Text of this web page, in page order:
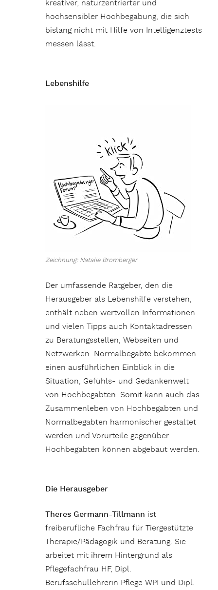
kreativer, naturzentrierter und
hochsensibler Hochbegabung, die sich
bislang nicht mit Hilfe von Intelligenztests
messen lässt.
Lebenshilfe
Zeichnung: Natalie Bromberger
Der umfassende Ratgeber, den die
Herausgeber als Lebenshilfe verstehen,
enthält neben wertvollen Informationen
und vielen Tipps auch Kontaktadressen
zu Beratungsstellen, Webseiten und
Netzwerken. Normalbegabte bekommen
einen ausführlichen Einblick in die
Situation, Gefühls- und Gedankenwelt
von Hochbegabten. Somit kann auch das
Zusammenleben von Hochbegabten und
Normalbegabten harmonischer gestaltet
werden und Vorurteile gegenüber
Hochbegabten können abgebaut werden.
Die Herausgeber
Theres Germann-Tillmann ist
freiberufliche Fachfrau für Tiergestützte
Therapie/Pädagogik und Beratung. Sie
arbeitet mit ihrem Hintergrund als
Pflegefachfrau HF, Dipl.
Berufsschullehrerin Pflege WPI und Dipl.